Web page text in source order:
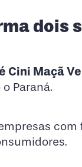
dois
Cini Maçã
Paraná.